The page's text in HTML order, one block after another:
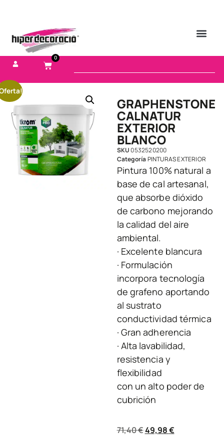
0
GRAPHENSTONE
CALNATUR
EXTERIOR
BLANCO
SKU0532520200
CategoríaPINTURAS EXTERIOR
Pintura 100% natural a
base de cal artesanal,
que absorbe dióxido
de carbono mejorando
la calidad del aire
ambiental.
· Excelente blancura
· Formulación
incorpora tecnología
de grafeno aportando
al sustrato
conductividad térmica
· Gran adherencia
· Alta lavabilidad,
resistencia y
flexibilidad
con un alto poder de
cubrición
71,40€49,98€